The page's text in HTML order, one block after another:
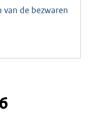
van de bezwaren